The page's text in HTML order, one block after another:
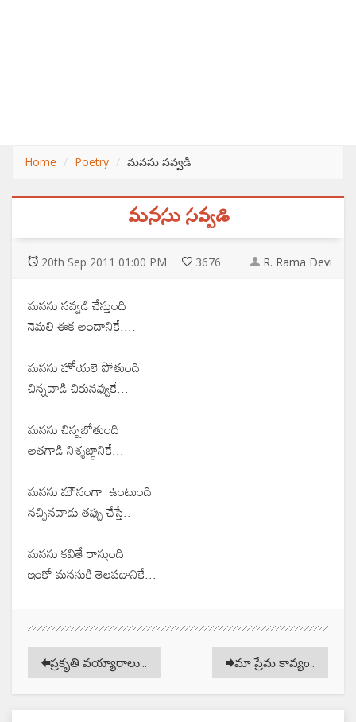
Home Poetry మనసు సవ్వడి
మనసు సవ్వడి
20th Sep 2011 01:00 PM 3676 R. Rama Devi
మనసు సవ్వడి చేస్తుంది
నెమలి ఈక అందానికే....
మనసు హోయలె పోతుంది
చిన్నవాడి చిరునవ్వుకే...
మనసు చిన్నబోతుంది
అతగాడి నిశ్శబ్దానికే...
మనసు మౌనంగా ఉంటుంది
నచ్చినవాడు తప్పు చేస్తే..
మనసు కవితే రాస్తుంది
ఇంకో మనసుకి తెలపడానికే...
ప్రకృతి వయ్యారాలు... మా ప్రేమ కావ్యం..